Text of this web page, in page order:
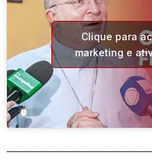
Clique para
marketing e